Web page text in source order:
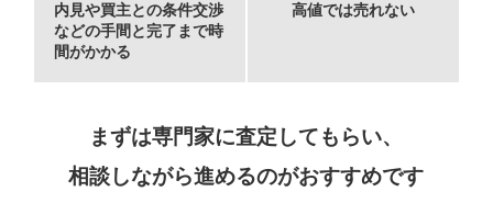
内見や買主との条件交渉
などの手間と完了まで時
間がかかる
高値では売れない
まずは専門家に査定してもらい、
相談しながら進めるのがおすすめです